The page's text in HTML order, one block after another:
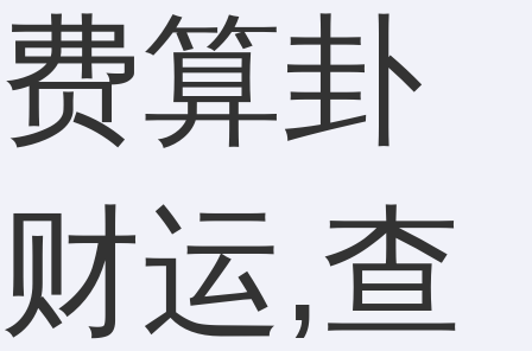
费算卦
财运,查